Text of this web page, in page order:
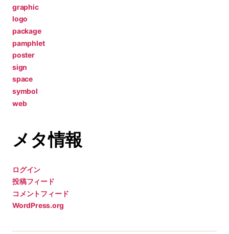
graphic
logo
package
pamphlet
poster
sign
space
symbol
web
メタ情報
ログイン
投稿フィード
コメントフィード
WordPress.org